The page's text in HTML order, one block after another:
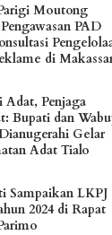
Moutong
PAD
di
Adat, Penjaga
Bupati dan
Gelar
Adat Tialo
Sampaikan LKPJ
2024 di Rapat